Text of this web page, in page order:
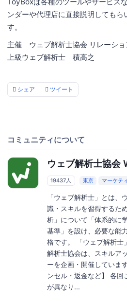
ンダーや代理店に直接説明しても
す。
主催 ウェブ解析士協会 リレーショ
上級ウェブ解析士 積高之
シェア ツイート
コミュニティについて
ウェブ解析士協会
19437人 東京 マーケテ
「ウェブ解析士」とは、
識・スキルを習得するた
析」について「体系的に
基準」を設け、必要な能
格です。 「ウェブ解析士
解析士協会は、スキルア
ーを企画・開催していま
ンセル・返金など】 各
が異なり...